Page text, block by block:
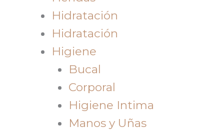
Hidratación
Hidratación
Higiene
Bucal
Corporal
Higiene Intima
Manos y Uñas